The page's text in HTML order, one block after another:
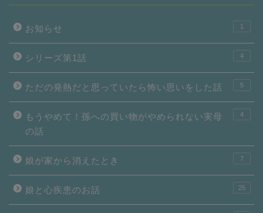
お知らせ 1
シリーズ第1話 4
ただの発熱だと思っていたら怖い思いをした話 5
もうやめて！孫への買い物がやめられない実母
の話
4
娘が家から消えたとき 7
娘と心疾患のお話 25